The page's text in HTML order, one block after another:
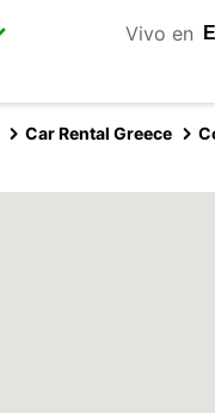
Vivo en
Car Rental Greece